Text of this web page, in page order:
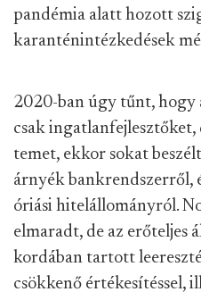
pandémia alatt hozott
karanténintézkedések
2020-ban úgy tűnt, hogy
csak ingatlanfejlesztőket,
temet, ekkor sokat
árnyék bankrendszerről,
óriási hitelállományról.
elmaradt, de az erőteljes
kordában tartott
csökkenő értékesítéssel,